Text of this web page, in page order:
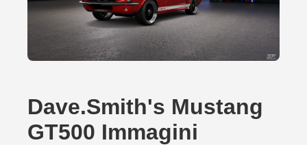
Dave.Smith's Mustang
GT500 Immagini